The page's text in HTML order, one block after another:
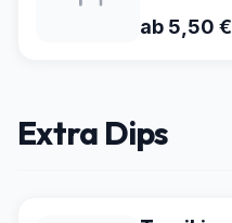
ab 5,50 €
Extra Dips